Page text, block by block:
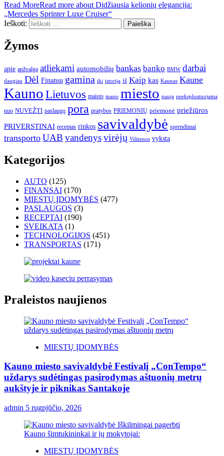
Read MoreRead more about Didžiausia kelionių elegancija:
„Mercedes Sprinter Luxe Cruiser“
Ieškoti:
Žymos
apie apžvalga atliekami automobilių bankas banko BMW darbai
daugiau Dėl Finansų gamina iki istorija iš Kaip kas Kaunas Kaune
KaunoLietuvos maisto mano miesto naują neeksploatuojama
nuo NUVEŽTI paslaugų pora pratybos PRIEMONIŲ priemonė priežiūros
PRIVERSTINAI receptas rinkos savivaldybė sprendimai
transporto UAB vandenysvirėjų Vištienos vyksta
Kategorijos
AUTO (125)
FINANSAI (170)
MIESTŲ ĮDOMYBĖS (477)
PASLAUGOS (3)
RECEPTAI (190)
SVEIKATA (1)
TECHNOLOGIJOS (451)
TRANSPORTAS (171)
Praleistos naujienos
MIESTŲ ĮDOMYBĖS
Kauno miesto savivaldybė Festivalį „ConTempo“
uždarys sudėtingas pasirodymas aštuonių metrų
aukštyje ir piknikas Santakoje
admin 5 rugpjūčio, 2026
MIESTŲ ĮDOMYBĖS